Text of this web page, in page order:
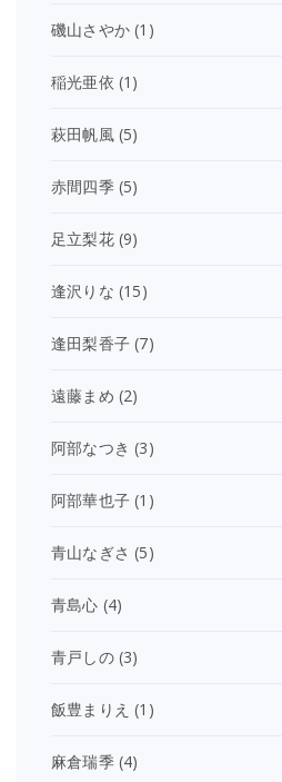
磯山さやか (1)
稲光亜依 (1)
萩田帆風(5)
赤間四季(5)
足立梨花(9)
逢沢りな (15)
逢田梨香子 (7)
遠藤まめ (2)
阿部なつき (3)
阿部華也子 (1)
青山なぎさ (5)
青島心 (4)
青戸しの(3)
飯豊まりえ (1)
麻倉瑞季(4)